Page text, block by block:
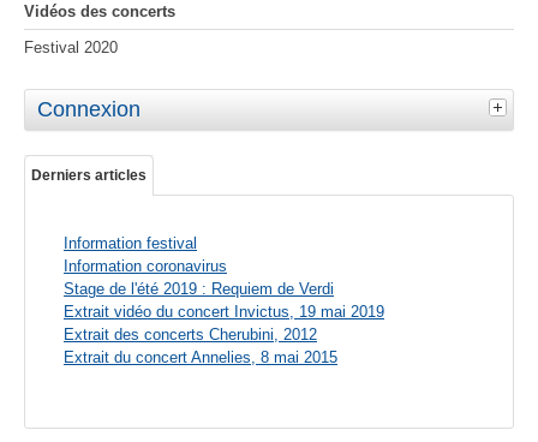
Vidéos des concerts
Festival 2020
Connexion
Derniers articles
Information festival
Information coronavirus
Stage de l'été 2019 : Requiem de Verdi
Extrait vidéo du concert Invictus, 19 mai 2019
Extrait des concerts Cherubini, 2012
Extrait du concert Annelies, 8 mai 2015